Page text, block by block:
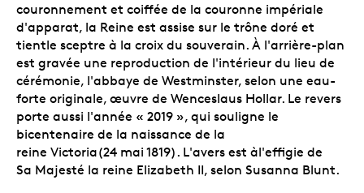
couronnement et coiffée de la couronne impériale
d'apparat, la Reine est assise sur le trône doré et
tientle sceptre à la croix du souverain. À l'arrière-plan
est gravée une reproduction de l'intérieur du lieu de
cérémonie, l'abbaye de Westminster, selon une eau-
forte originale, œuvre de Wenceslaus Hollar. Le revers
porte aussi l'année « 2019 », qui souligne le
bicentenaire de la naissance de la
reine Victoria(24 mai 1819). L'avers est àl'effigie de
Sa Majesté la reine Elizabeth II, selon Susanna Blunt.